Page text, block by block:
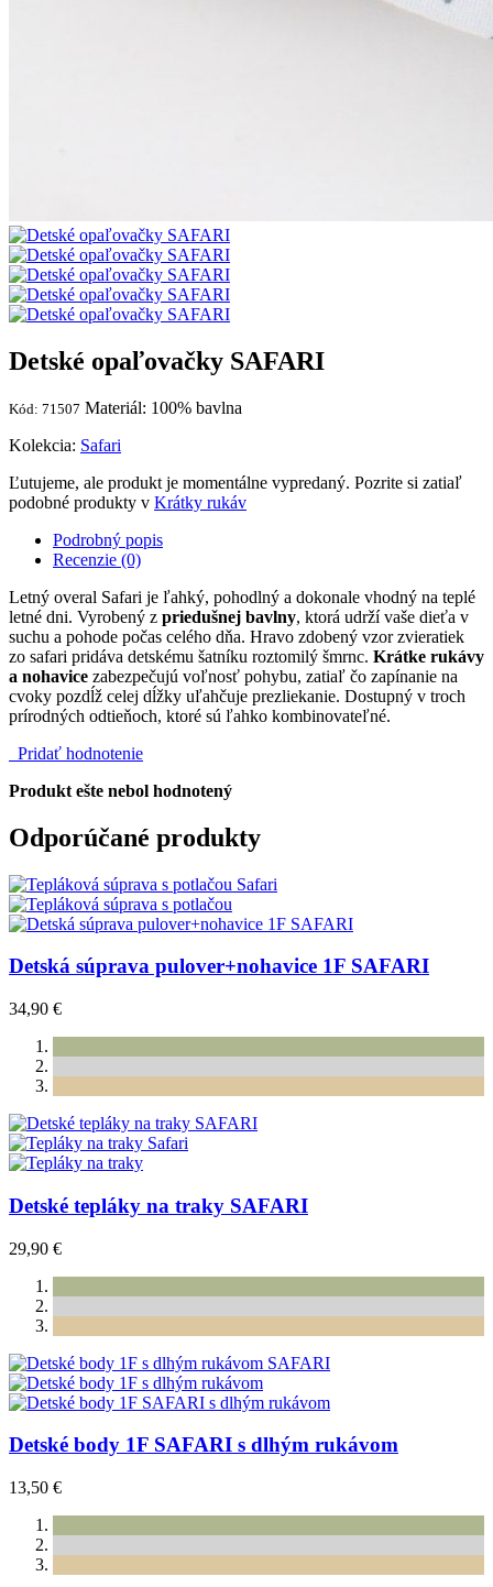
Detské opaľovačky SAFARI
Kód: 71507 Materiál: 100% bavlna
Kolekcia: Safari
Ľutujeme, ale produkt je momentálne vypredaný. Pozrite si zatiaľ
podobné produkty v Krátky rukáv
Podrobný popis
Recenzie (0)
Letný overal Safari je ľahký, pohodlný a dokonale vhodný na teplé
letné dni. Vyrobený z priedušnej bavlny, ktorá udrží vaše dieťa v
suchu a pohode počas celého dňa. Hravo zdobený vzor zvieratiek
zo safari pridáva detskému šatníku roztomilý šmrnc. Krátke rukávy
a nohavice zabezpečujú voľnosť pohybu, zatiaľ čo zapínanie na
cvoky pozdĺž celej dĺžky uľahčuje prezliekanie. Dostupný v troch
prírodných odtieňoch, ktoré sú ľahko kombinovateľné.
Pridať hodnotenie
Produkt ešte nebol hodnotený
Odporúčané produkty
Detská súprava pulover+nohavice 1F SAFARI
34,90 €
Detské tepláky na traky SAFARI
29,90 €
Detské body 1F SAFARI s dlhým rukávom
13,50 €